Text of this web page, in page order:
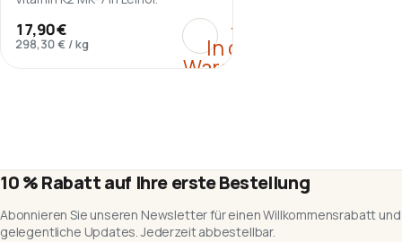
17,90 €
298,30 € /kg
+
In den
Warenkorb
:Vitamin D3 + K2 MK-7
10 % Rabatt auf Ihre erste Bestellung
Abonnieren Sie unseren Newsletter für einen Willkommensrabatt und
gelegentliche Updates. Jederzeit abbestellbar.